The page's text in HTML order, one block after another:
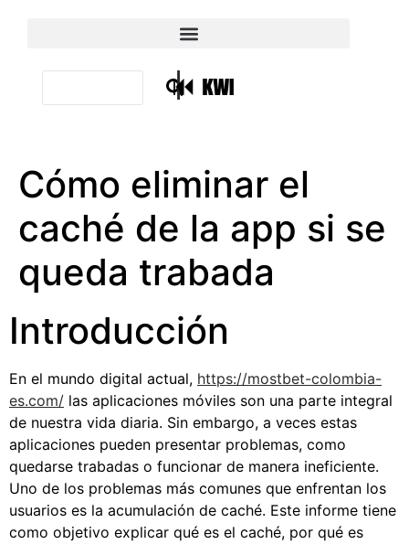
|
Cómo eliminar el
caché de la app si se
queda trabada
Introducción
En el mundo digital actual, https://mostbet-colombia-
es.com/ las aplicaciones móviles son una parte integral
de nuestra vida diaria. Sin embargo, a veces estas
aplicaciones pueden presentar problemas, como
quedarse trabadas o funcionar de manera ineficiente.
Uno de los problemas más comunes que enfrentan los
usuarios es la acumulación de caché. Este informe tiene
como objetivo explicar qué es el caché, por qué es